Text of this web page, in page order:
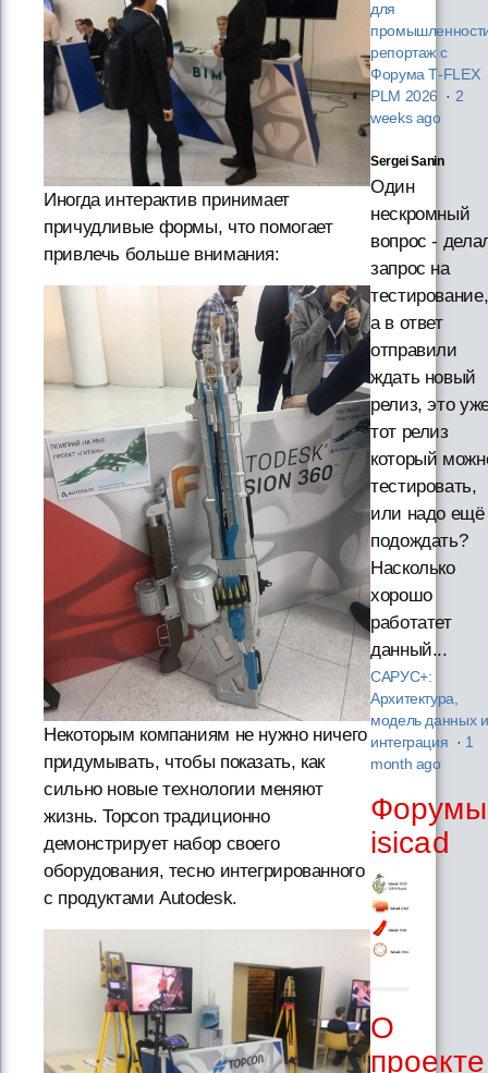
Иногда интерактив принимает
причудливые формы, что помогает
привлечь больше внимания:
Некоторым компаниям не нужно ничего
придумывать, чтобы показать, как
сильно новые технологии меняют
жизнь. Topcon традиционно
демонстрирует набор своего
оборудования, тесно интегрированного
с продуктами Autodesk.
для
репортаж с
Форума T‑FLEX
PLM 2026 · 2
weeks ago
Sergei Sanin
Один
нескромный
вопрос -
запрос на
тестирование,
а в ответ
отправили
ждать новый
релиз, это
тот релиз
который
тестировать,
или надо ещё
подождать?
Насколько
хорошо
работатет
данный...
САРУС+:
Архитектура,
модель данных и
интеграция · 1
month ago
Форумы
isicad
О
проекте